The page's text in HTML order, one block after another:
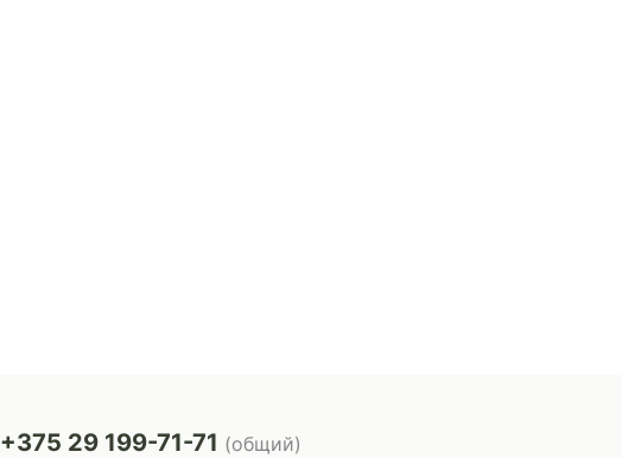
+375 29 199-71-71 (общий)